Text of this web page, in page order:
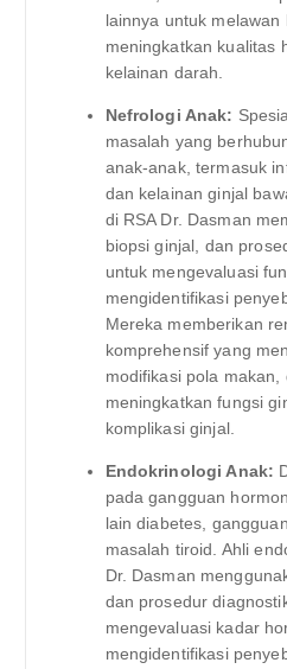
lainnya untuk melawan
meningkatkan kualitas
kelainan darah.
Nefrologi Anak:
masalah yang
anak-anak, termasuk
dan kelainan ginjal
di RSA Dr. Dasman
biopsi ginjal, dan
untuk mengevaluasi
mengidentifikasi
Mereka memberikan
komprehensif yang
modifikasi pola
meningkatkan fungsi
komplikasi ginjal.
Endokrinologi Anak:
pada gangguan
lain diabetes,
masalah tiroid. Ahli
Dr. Dasman
dan prosedur
mengevaluasi kadar
mengidentifikasi